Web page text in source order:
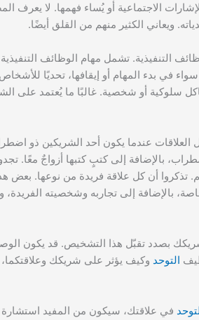
الاجتماعية أو يُساء فهمها. لا
ويعاني الكثير منهم من القلق أيضًا.
تشمل مهام الوظائف التنفيذية
سواء في بدء المهام أو إيقافها، تحديًا
سلوكية أو شخصية. غالبًا ما يُعتمد على
العلاقات عندما يكون أحد الشريكين ذو
بالإضافة إلى كتبٍ كتبها أزواجٌ معًا.
تذكروا أن كل علاقة فريدة من نوعها.
بالإضافة إلى تجاربه وشخصيته
بصدد تقبّل هذا التشخيص. قد يكون
التوحد وكيف يؤثر على شريكك
في علاقتك، سيكون من المفيد